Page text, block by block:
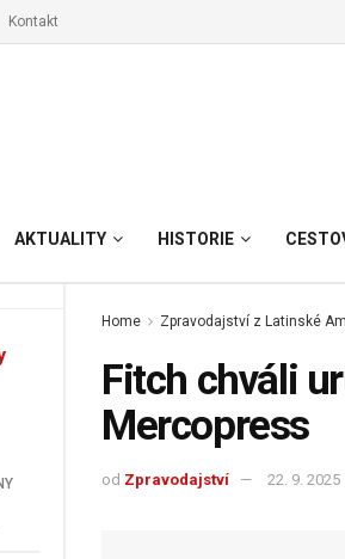
Kontakt
AKTUALITY HISTORIE
Home Zpravodajství z Latinské
Fitch chváli
Mercopress
od Zpravodajství 22. 9. 2025